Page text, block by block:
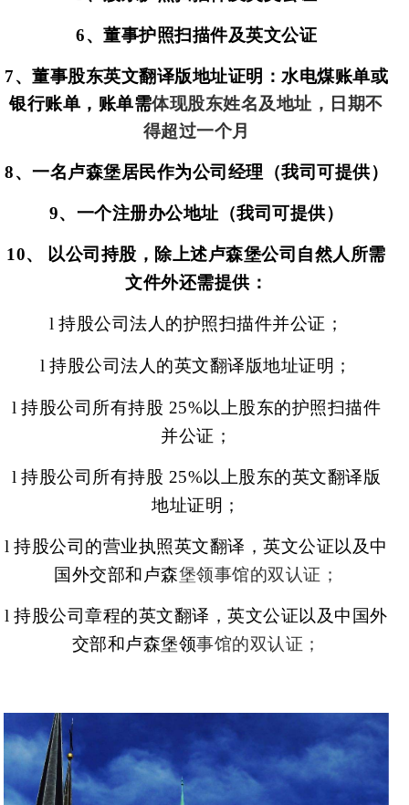
6、董事护照扫描件及英文公证
7、董事股东英文翻译版地址证明：水电煤账单或
银行账单，账单需体现股东姓名及地址，日期不
得超过一个月
8、一名卢森堡居民作为公司经理（我司可提供）
9、一个注册办公地址（我司可提供）
10、
以公司持股，除上述卢森堡公司自然人所需
文件外还需提供：
l 持股公司法人的护照扫描件并公证；
l 持股公司法人的英文翻译版地址证明；
l 持股公司所有持股 25%以上股东的护照扫描件
并公证；
l 持股公司所有持股 25%以上股东的英文翻译版
地址证明；
l 持股公司的营业执照英文翻译，英文公证以及中
国外交部和卢森堡领事馆的双认证；
l 持股公司章程的英文翻译，英文公证以及中国外
交部和卢森堡领事馆的双认证；